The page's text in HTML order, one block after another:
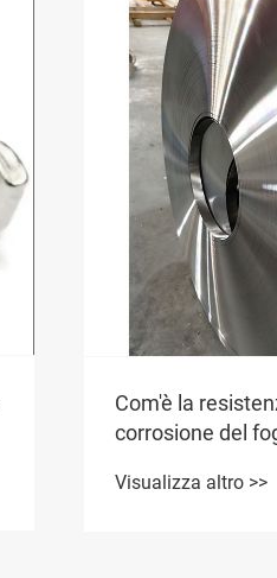
Com'è la
corrosione del
Visualizza altro >>